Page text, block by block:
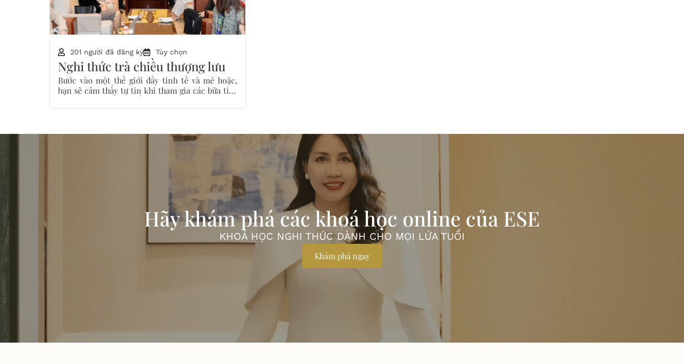
201 người đã đăng ký Tùy chọn
Nghi thức trà chiều thượng lưu
Bước vào một thế giới đầy tinh tế và mê hoặc,
bạn sẽ cảm thấy tự tin khi tham gia các bữa tiệc
Hãy khám phá các khoá học online của ESE
KHOÁ HỌC NGHI THỨC DÀNH CHO MỌI LỨA TUỔI
Khám phá ngay